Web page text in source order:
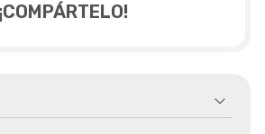
¡COMPÁRTELO!